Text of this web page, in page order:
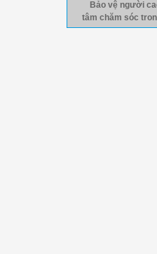
Bảo vệ người
tâm chăm sóc